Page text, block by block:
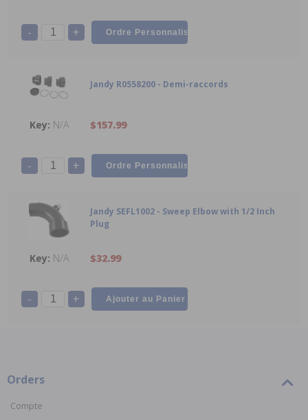
- +
Jandy R0558200 - Demi-raccords
N/A $157.99
- +
Jandy SEFL1002 - Sweep Elbow with 1/2 Inch
Plug
N/A $32.99
- +
Orders
Compte